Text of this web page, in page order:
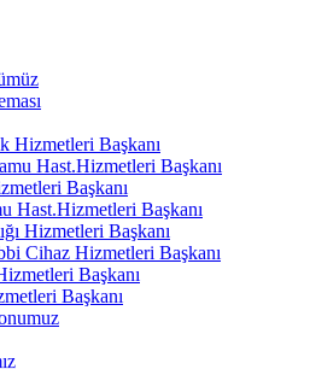
Hizmetleri Başkanı
Hast.Hizmetleri Başkanı
Başkanı
Hast.Hizmetleri Başkanı
Hizmetleri Başkanı
Cihaz Hizmetleri Başkanı
Başkanı
Başkanı